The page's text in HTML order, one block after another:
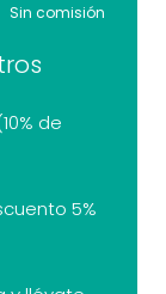
Sin comisión
de
5%